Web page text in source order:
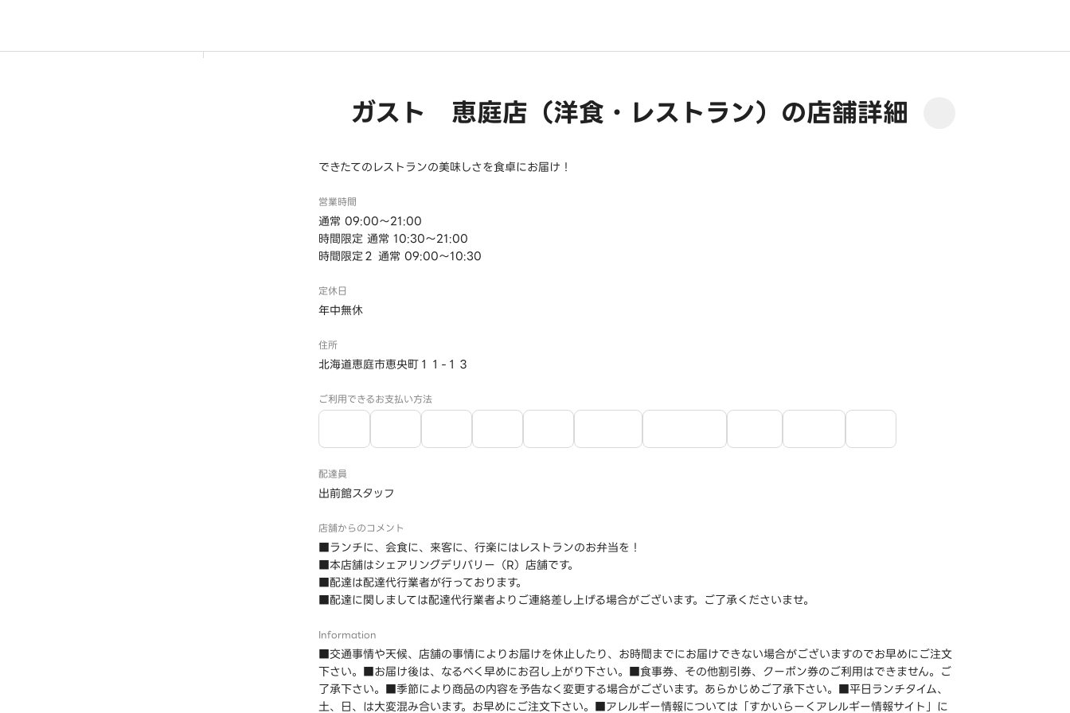
ガスト 恵庭店（洋食・レストラン）の店舗詳細
できたてのレストランの美味しさを食卓にお届け！
営業時間
通常 09:00～21:00
時間限定 通常 10:30～21:00
時間限定２ 通常 09:00～10:30
定休日
年中無休
住所
北海道恵庭市恵央町１１-１３
ご利用できるお支払い方法
配達員
出前館スタッフ
店舗からのコメント
■ランチに、会食に、来客に、行楽にはレストランのお弁当を！
■本店舗はシェアリングデリバリー（R）店舗です。
■配達は配達代行業者が行っております。
■配達に関しましては配達代行業者よりご連絡差し上げる場合がございます。ご了承くださいませ。
Information
■交通事情や天候、店舗の事情によりお届けを休止したり、お時間までにお届けできない場合がございますのでお早めにご注文
下さい。■お届け後は、なるべく早めにお召し上がり下さい。■食事券、その他割引券、クーポン券のご利用はできません。ご
了承下さい。■季節により商品の内容を予告なく変更する場合がございます。あらかじめご了承下さい。■平日ランチタイム、
土、日、は大変混み合います。お早めにご注文下さい。■アレルギー情報については「すかいらーくアレルギー情報サイト」に